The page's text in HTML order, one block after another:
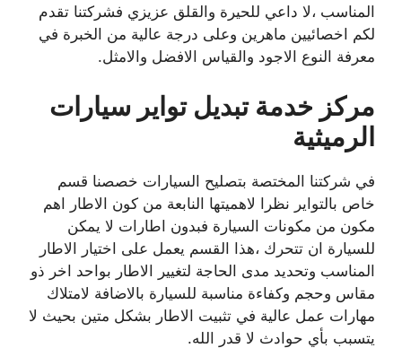
المناسب ،لا داعي للحيرة والقلق عزيزي فشركتنا تقدم
لكم اخصائيين ماهرين وعلى درجة عالية من الخبرة في
معرفة النوع الاجود والقياس الافضل والامثل.
مركز خدمة تبديل تواير سيارات
الرميثية
في شركتنا المختصة بتصليح السيارات خصصنا قسم
خاص بالتواير نظرا لاهميتها النابعة من كون الاطار اهم
مكون من مكونات السيارة فبدون اطارات لا يمكن
للسيارة ان تتحرك ،هذا القسم يعمل على اختيار الاطار
المناسب وتحديد مدى الحاجة لتغيير الاطار بواحد اخر ذو
مقاس وحجم وكفاءة مناسبة للسيارة بالاضافة لامتلاك
مهارات عمل عالية في تثبيت الاطار بشكل متين بحيث لا
يتسبب بأي حوادث لا قدر الله.